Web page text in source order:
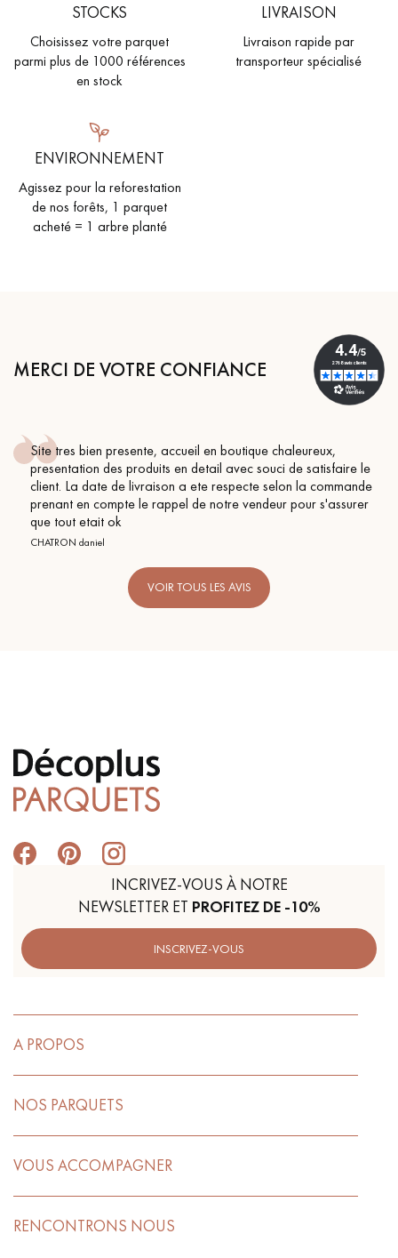
STOCKS
Choisissez votre parquet
parmi plus de 1000 références
en stock
LIVRAISON
Livraison rapide par
transporteur spécialisé
ENVIRONNEMENT
Agissez pour la reforestation
de nos forêts, 1 parquet
acheté = 1 arbre planté
MERCI DE VOTRE CONFIANCE
Site tres bien presente, accueil en boutique chaleureux,
presentation des produits en detail avec souci de satisfaire le
client. La date de livraison a ete respecte selon la commande
prenant en compte le rappel de notre vendeur pour s'assurer
que tout etait ok
CHATRON daniel
VOIR TOUS LES AVIS
INCRIVEZ-VOUS À NOTRE
NEWSLETTER ET PROFITEZ DE -10%
INSCRIVEZ-VOUS
A PROPOS
NOS PARQUETS
VOUS ACCOMPAGNER
RENCONTRONS NOUS